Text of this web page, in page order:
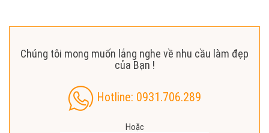
Chúng tôi mong muốn lắng nghe về nhu cầu làm đẹp
của Bạn !
Hotline: 0931.706.289
Hoặc